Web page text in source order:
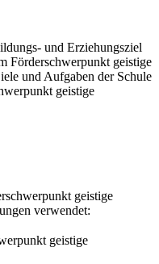
und Erziehungsziel
Förderschwerpunkt geistige
und Aufgaben der Schule
geistige
geistige
verwendet:
geistige